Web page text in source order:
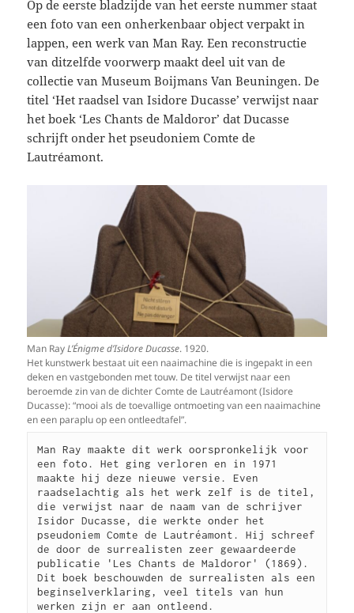
Op de eerste bladzijde van het eerste nummer staat
een foto van een onherkenbaar object verpakt in
lappen, een werk van Man Ray. Een reconstructie
van ditzelfde voorwerp maakt deel uit van de
collectie van Museum Boijmans Van Beuningen. De
titel ‘Het raadsel van Isidore Ducasse’ verwijst naar
het boek ‘Les Chants de Maldoror’ dat Ducasse
schrijft onder het pseudoniem Comte de
Lautréamont.
Man RayL’Énigme d’Isidore Ducasse. 1920.
Het kunstwerk bestaat uit een naaimachine die is ingepakt in een
deken en vastgebonden met touw. De titel verwijst naar een
beroemde zin van de dichter Comte de Lautréamont (Isidore
Ducasse): “mooi als de toevallige ontmoeting van een naaimachine
en een paraplu op een ontleedtafel”.
Man Ray maakte dit werk oorspronkelijk voor
een foto. Het ging verloren en in 1971
maakte hij deze nieuwe versie. Even
raadselachtig als het werk zelf is de titel,
die verwijst naar de naam van de schrijver
Isidor Ducasse, die werkte onder het
pseudoniem Comte de Lautréamont. Hij schreef
de door de surrealisten zeer gewaardeerde
publicatie 'Les Chants de Maldoror' (1869).
Dit boek beschouwden de surrealisten als een
beginselverklaring, veel titels van hun
werken zijn er aan ontleend.